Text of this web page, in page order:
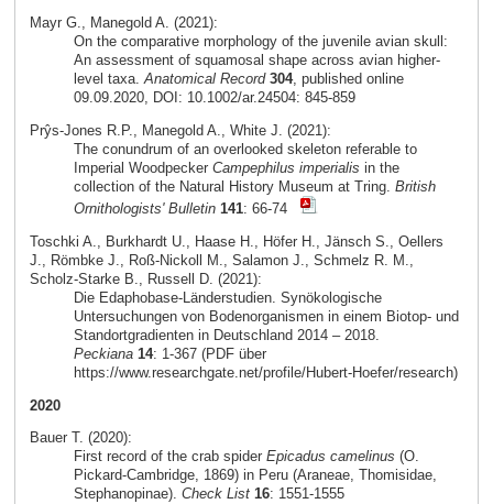
Mayr G., Manegold A. (2021):
On the comparative morphology of the juvenile avian skull:
An assessment of squamosal shape across avian higher-
level taxa.Anatomical Record 304, published online
09.09.2020, DOI: 10.1002/ar.24504: 845-859
Prŷs-Jones R.P., Manegold A., White J. (2021):
The conundrum of an overlooked skeleton referable to
Imperial Woodpecker Campephilus imperialis in the
collection of the Natural History Museum at Tring. British
Ornithologists' Bulletin 141: 66-74
Toschki A., Burkhardt U., Haase H., Höfer H., Jänsch S., Oellers
J., Römbke J., Roß-Nickoll M., Salamon J., Schmelz R. M.,
Scholz-Starke B., Russell D. (2021):
Die Edaphobase-Länderstudien. Synökologische
Untersuchungen von Bodenorganismen in einem Biotop- und
Standortgradienten in Deutschland 2014 – 2018.
Peckiana 14: 1-367 (PDF über
https://www.researchgate.net/profile/Hubert-Hoefer/research)
2020
Bauer T. (2020):
First record of the crab spider Epicadus camelinus (O.
Pickard-Cambridge, 1869) in Peru (Araneae, Thomisidae,
Stephanopinae). Check List 16: 1551-1555